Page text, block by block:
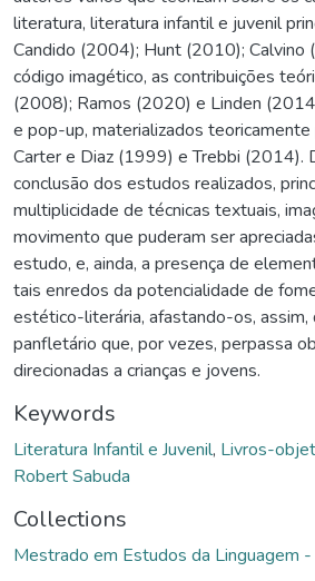
literatura, literatura infantil e juvenil
Candido (2004); Hunt (2010); Calvino
código imagético, as contribuições
(2008); Ramos (2020) e Linden
e pop-up, materializados
Carter e Diaz (1999) e Trebbi (2014).
conclusão dos estudos realizados,
multiplicidade de técnicas textuais,
movimento que puderam ser
estudo, e, ainda, a presença de
tais enredos da potencialidade de
estético-literária, afastando-os, assim,
panfletário que, por vezes, perpassa
direcionadas a crianças e jovens.
Keywords
Literatura Infantil e Juvenil, Livros-
Robert Sabuda
Collections
Mestrado em Estudos da Linguagem